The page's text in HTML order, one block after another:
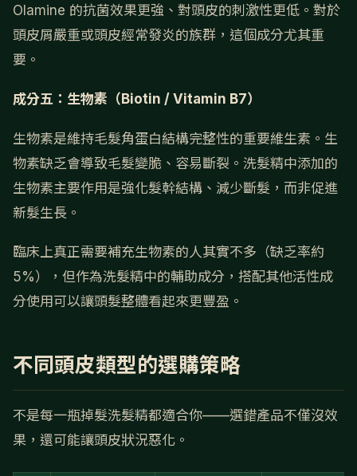
Olamine 的抗菌效果更強、對頭皮的刺激性更低。對於
頭皮屑嚴重或頭皮經常發炎的族群，這個成分尤其重
要。
成分五：生物素（Biotin / Vitamin B7）
生物素是維持毛髮角蛋白結構完整性的重要維生素。生
物素缺乏會導致毛髮變脆、容易斷裂。洗髮精中添加的
生物素主要作用是強化髮幹結構、減少斷髮，而非促進
新髮生長。
臨床上真正需要補充生物素的人其實不多（缺乏率約
5%），但作為洗髮精中的輔助成分，搭配其他活性成
分使用可以讓頭髮整體看起來更豐盈。
不同頭皮類型的選購策略
不是每一瓶掉髮洗髮精都適合你——選錯產品不僅沒效
果，還可能讓頭皮狀況惡化。